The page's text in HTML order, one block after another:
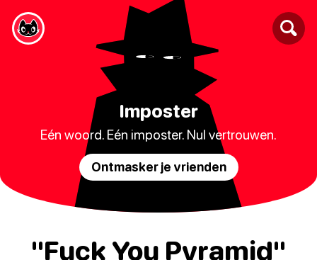
Imposter
Eén woord. Eén imposter. Nul vertrouwen.
Ontmasker je vrienden
"Fuck You Pyramid"